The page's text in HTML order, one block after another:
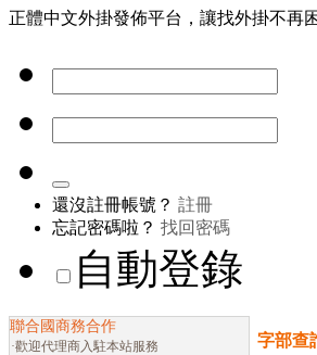
正體中文外掛發佈平台，讓找外掛不再
還沒註冊帳號？ 註冊
忘記密碼啦？ 找回密碼
自動登錄
聯合國商務合作
·歡迎代理商入駐本站服務
字部查